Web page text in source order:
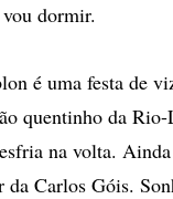
dormir.
é uma festa de
quentinho da
na volta.
da Carlos Góis.